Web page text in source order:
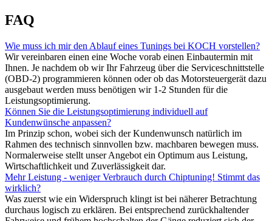
FAQ
Wie muss ich mir den Ablauf eines Tunings bei KOCH vorstellen?
Wir vereinbaren einen eine Woche vorab einen Einbautermin mit
Ihnen. Je nachdem ob wir Ihr Fahrzeug über die Serviceschnittstelle
(OBD-2) programmieren können oder ob das Motorsteuergerät dazu
ausgebaut werden muss benötigen wir 1-2 Stunden für die
Leistungsoptimierung.
Können Sie die Leistungsoptimierung individuell auf
Kundenwünsche anpassen?
Im Prinzip schon, wobei sich der Kundenwunsch natürlich im
Rahmen des technisch sinnvollen bzw. machbaren bewegen muss.
Normalerweise stellt unser Angebot ein Optimum aus Leistung,
Wirtschaftlichkeit und Zuverlässigkeit dar.
Mehr Leistung - weniger Verbrauch durch Chiptuning! Stimmt das
wirklich?
Was zuerst wie ein Widerspruch klingt ist bei näherer Betrachtung
durchaus logisch zu erklären. Bei entsprechend zurückhaltender